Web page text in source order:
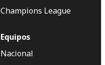
Champions League
Equipos
Nacional